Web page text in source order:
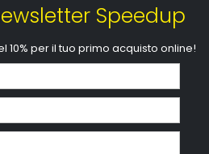
Speedup
10% per il tuo primo acquisto online!